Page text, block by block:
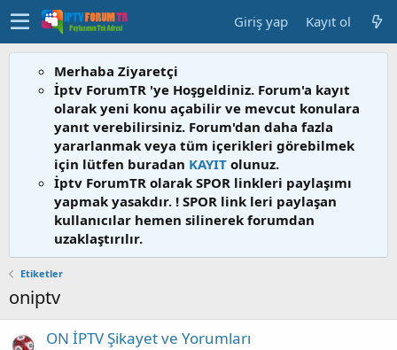
Giriş yap Kayıt ol
Merhaba Ziyaretçi
İptv ForumTR 'ye Hoşgeldiniz. Forum'a kayıt
olarak yeni konu açabilir ve mevcut konulara
yanıt verebilirsiniz. Forum'dan daha fazla
yararlanmak veya tüm içerikleri görebilmek
için lütfen buradan KAYIT olunuz.
İptv ForumTR olarak SPOR linkleri paylaşımı
yapmak yasakdır. ! SPOR link leri paylaşan
kullanıcılar hemen silinerek forumdan
uzaklaştırılır.
Etiketler
oniptv
ON İPTV Şikayet ve Yorumları